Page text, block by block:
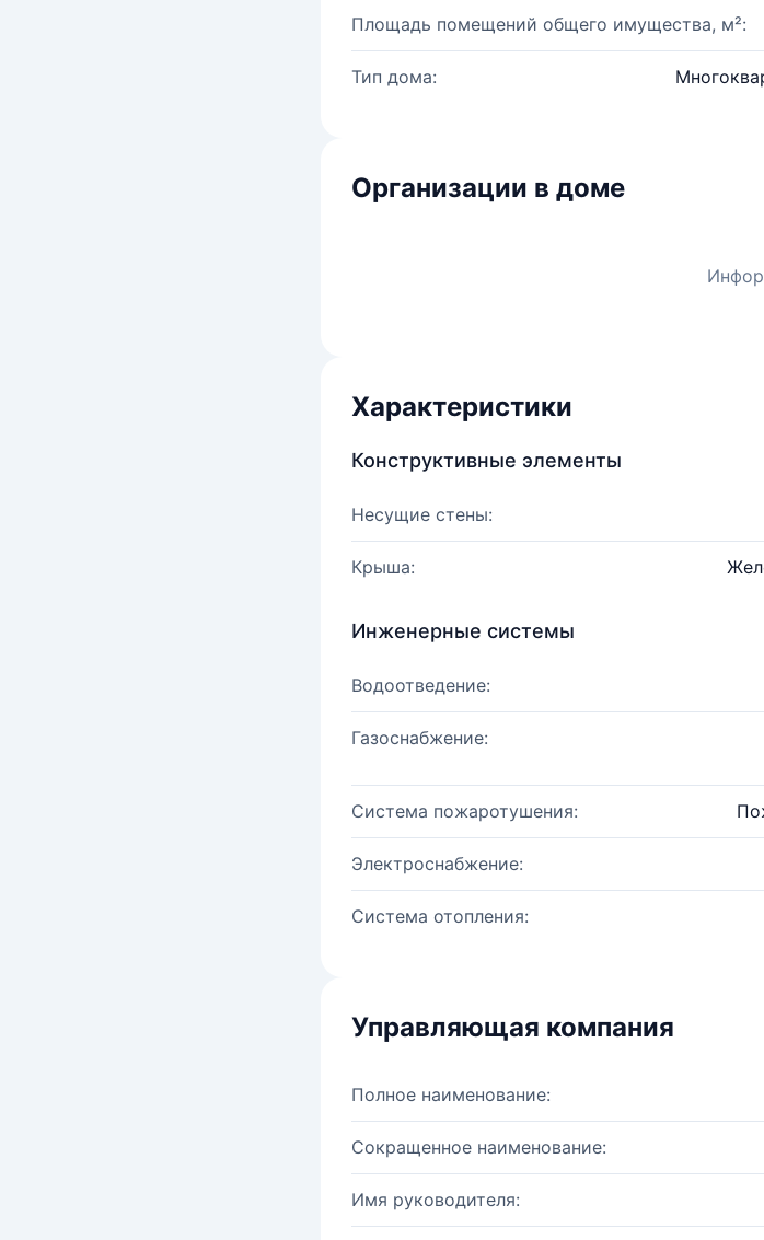
Площадь помещений общего имущества, м²:
Тип дома:
Организации в доме
Характеристики
Конструктивные элементы
Несущие стены:
Крыша:
Инженерные системы
Водоотведение:
Газоснабжение:
Система пожаротушения:
Электроснабжение:
Система отопления:
Управляющая компания
Полное наименование:
Сокращенное наименование:
Имя руководителя: